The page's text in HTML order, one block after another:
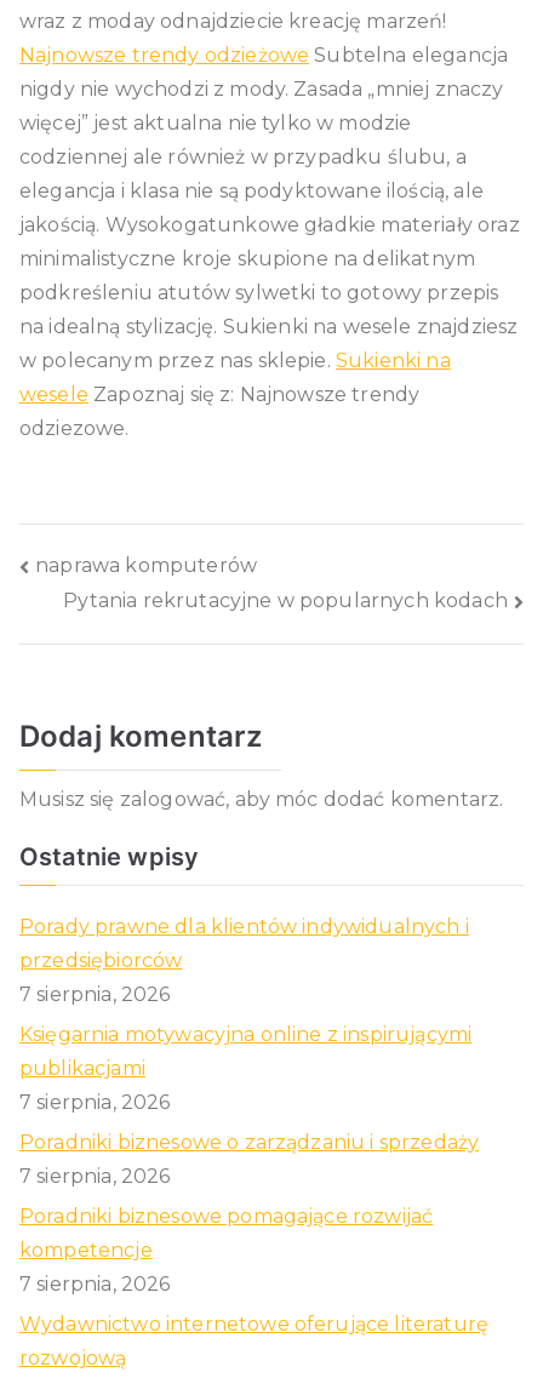
wraz z moday odnajdziecie kreację marzeń!
Najnowsze trendy odzieżowe Subtelna elegancja
nigdy nie wychodzi z mody. Zasada „mniej znaczy
więcej” jest aktualna nie tylko w modzie
codziennej ale również w przypadku ślubu, a
elegancja i klasa nie są podyktowane ilością, ale
jakością. Wysokogatunkowe gładkie materiały oraz
minimalistyczne kroje skupione na delikatnym
podkreśleniu atutów sylwetki to gotowy przepis
na idealną stylizację. Sukienki na wesele znajdziesz
w polecanym przez nas sklepie. Sukienki na
wesele Zapoznaj się z: Najnowsze trendy
odziezowe.
Nawigacja
wpisu
naprawa komputerów
Pytania rekrutacyjne w popularnych kodach
Dodaj komentarz
Musisz się zalogować, aby móc dodać komentarz.
Ostatnie wpisy
Porady prawne dla klientów indywidualnych i
przedsiębiorców
7 sierpnia, 2026
Księgarnia motywacyjna online z inspirującymi
publikacjami
7 sierpnia, 2026
Poradniki biznesowe o zarządzaniu i sprzedaży
7 sierpnia, 2026
Poradniki biznesowe pomagające rozwijać
kompetencje
7 sierpnia, 2026
Wydawnictwo internetowe oferujące literaturę
rozwojową